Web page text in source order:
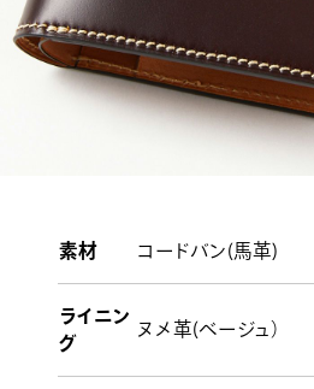
素材 コードバン(馬革)
ライニン
グ
ヌメ革(ベージュ）